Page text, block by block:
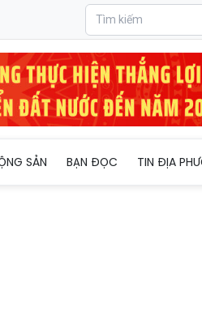
SẢN BẠN ĐỌC TIN ĐỊA